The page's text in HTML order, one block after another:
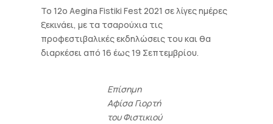
Το 12ο Aegina Fistiki Fest 2021 σε λίγες ημέρες
ξεκινάει, με τα τσαρούχια τις
προφεστιβαλικές εκδηλώσεις του και θα
διαρκέσει από 16 έως 19 Σεπτεμβρίου.
Επίσημη
Αφίσα Γιορτή
του Φιστικιού